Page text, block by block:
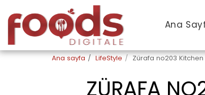
Ana
Ana sayfa LifeStyle Zürafa no203 Kitchen
ZÜRAFA